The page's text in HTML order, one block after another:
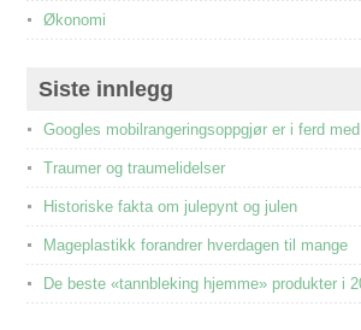
Økonomi
Siste innlegg
Googles mobilrangeringsoppgjør er i ferd
Traumer og traumelidelser
Historiske fakta om julepynt og julen
Mageplastikk forandrer hverdagen til mange
De beste «tannbleking hjemme» produkter i